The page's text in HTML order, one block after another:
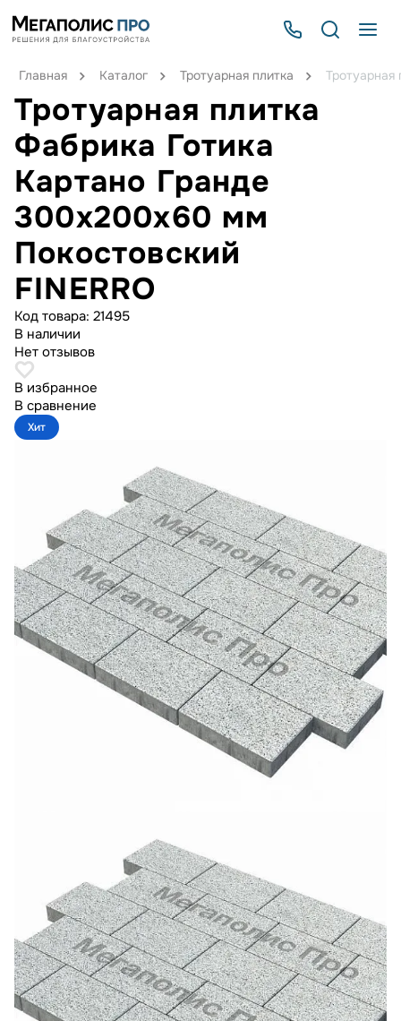
Главная Каталог Тротуарная плитка
Тротуарная плитка
Фабрика Готика
Картано Гранде
300х200х60 мм
Покостовский
FINERRO
Код товара: 21495
В наличии
Нет отзывов
В избранное
В сравнение
Хит